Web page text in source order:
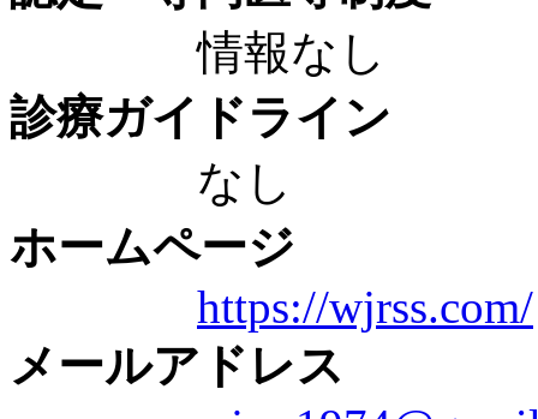
情報なし
診療ガイドライン
なし
ホームページ
https://wjrss.com/
メールアドレス